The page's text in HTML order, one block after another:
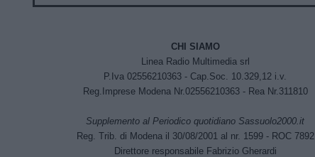
CHI SIAMO
Linea Radio Multimedia srl
P.Iva 02556210363 - Cap.Soc. 10.329,12 i.v.
Reg.Imprese Modena Nr.02556210363 - Rea Nr.311810
Supplemento al Periodico quotidiano Sassuolo2000.it
Reg. Trib. di Modena il 30/08/2001 al nr. 1599 - ROC 7892
Direttore responsabile Fabrizio Gherardi